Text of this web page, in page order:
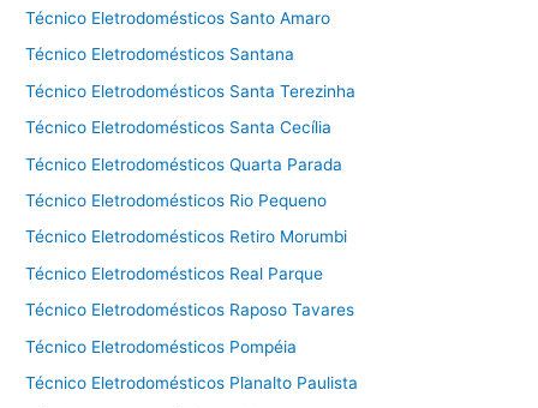
Técnico Eletrodomésticos Santo Amaro
Técnico Eletrodomésticos Santana
Técnico Eletrodomésticos Santa Terezinha
Técnico Eletrodomésticos Santa Cecília
Técnico Eletrodomésticos Quarta Parada
Técnico Eletrodomésticos Rio Pequeno
Técnico Eletrodomésticos Retiro Morumbi
Técnico Eletrodomésticos Real Parque
Técnico Eletrodomésticos Raposo Tavares
Técnico Eletrodomésticos Pompéia
Técnico Eletrodomésticos Planalto Paulista